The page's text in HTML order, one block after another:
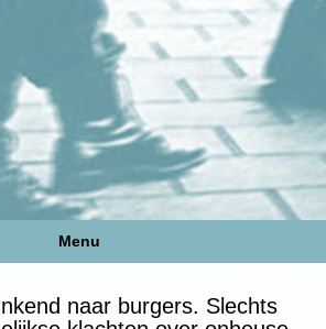
Menu
naar burgers. Slechts